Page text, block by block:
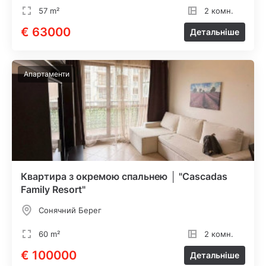
57 m² 2 комн.
€ 63000 Детальніше
Апартаменти
Квартира з окремою спальнею │ "Cascadas
Family Resort"
Сонячний Берег
60 m² 2 комн.
€ 100000 Детальніше